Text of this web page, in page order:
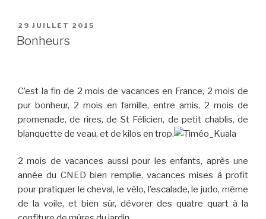
PUBLIÉ
LE
29 JUILLET 2015
Bonheurs
C’est la fin de 2 mois de vacances en France, 2 mois de
pur bonheur, 2 mois en famille, entre amis, 2 mois de
promenade, de rires, de St Félicien, de petit chablis, de
blanquette de veau, et de kilos en trop.
2 mois de vacances aussi pour les enfants, après une
année du CNED bien remplie, vacances mises à profit
pour pratiquer le cheval, le vélo, l’escalade, le judo, même
de la voile, et bien sûr, dévorer des quatre quart à la